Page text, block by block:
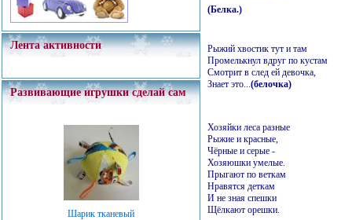
Лента активности
Развивающие игрушки сделай сам
Шарик тканевый
(Белка.)
Рыжий хвостик тут и там
Промелькнул вдруг по кустам
Смотрит в след ей девочка,
Знает это... (белочка)
Хозяйки леса разные
Рыжие и красные,
Чёрные и серые -
Хозяюшки умелые.
Прыгают по веткам
Нравятся деткам
И не зная спешки
Щёлкают орешки.